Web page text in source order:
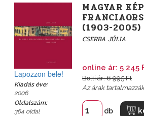
Lapozzon bele!
Kiadás éve:
2006
Oldalszám:
364 oldal
MAGYAR
(1903-2005)
CSERBA JÚLIA
online ár: 5 245
Bolti ár: 6 995 Ft
Az árak
db